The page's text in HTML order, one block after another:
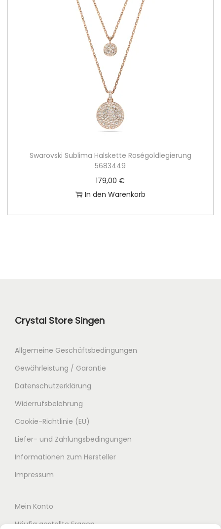
Swarovski Sublima Halskette Roségoldlegierung
5683449
179,00€
In den Warenkorb
Crystal Store Singen
Allgemeine Geschäftsbedingungen
Gewährleistung / Garantie
Datenschutzerklärung
Widerrufsbelehrung
Cookie-Richtlinie (EU)
Liefer- und Zahlungsbedingungen
Informationen zum Hersteller
Impressum
Mein Konto
Häufig gestellte Fragen